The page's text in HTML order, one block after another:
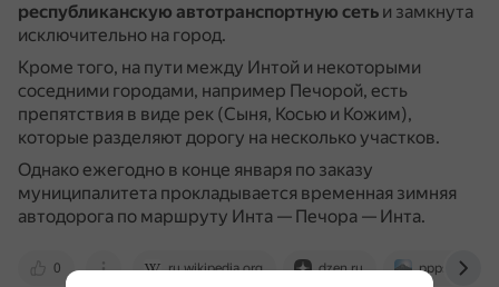
республиканскую автотранспортную сеть и замкнута
исключительно на город.
Кроме того, на пути между Интой и некоторыми
соседними городами, например Печорой, есть
препятствия в виде рек (Сыня, Косью и Кожим),
которые разделяют дорогу на несколько участков.
Однако ежегодно в конце января по заказу
муниципалитета прокладывается временная зимняя
автодорога по маршруту Инта — Печора — Инта.
0 ru.wikipedia.org dzen.ru pppsu.ru